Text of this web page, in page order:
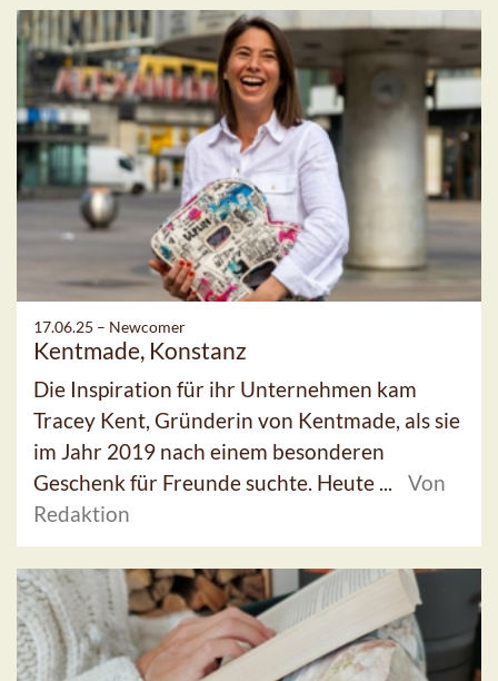
17.06.25 – Newcomer
Kentmade, Konstanz
Die Inspiration für ihr Unternehmen kam
Tracey Kent, Gründerin von Kentmade, als sie
im Jahr 2019 nach einem besonderen
Geschenk für Freunde suchte. Heute ...
Von
Redaktion